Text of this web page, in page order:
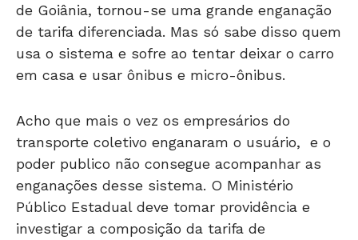
de Goiânia, tornou-se uma grande enganação
de tarifa diferenciada. Mas só sabe disso quem
usa o sistema e sofre ao tentar deixar o carro
em casa e usar ônibus e micro-ônibus.
Acho que mais o vez os empresários do
transporte coletivo enganaram o usuário, e o
poder publico não consegue acompanhar as
enganações desse sistema. O Ministério
Público Estadual deve tomar providência e
investigar a composição da tarifa de